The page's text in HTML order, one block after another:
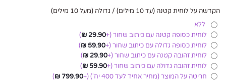
הקדשה על לוחית קטנה (עד 10 מילים) / גדולה (מעל 10 מילים)
ללא
לוחית כסופה קטנה עם כיתוב שחור(+
29.90
₪
)
לוחית כסופה גדולה עם כיתוב שחור(+
59.90
₪
)
לוחית זהובה קטנה עם כיתוב שחור(+
29.90
₪
)
לוחית זהובה גדולה עם כיתוב שחור(+
59.90
₪
)
חריטה על המוצר (מחיר אחיד לעד 400 יח')
(+
799.90
₪
)